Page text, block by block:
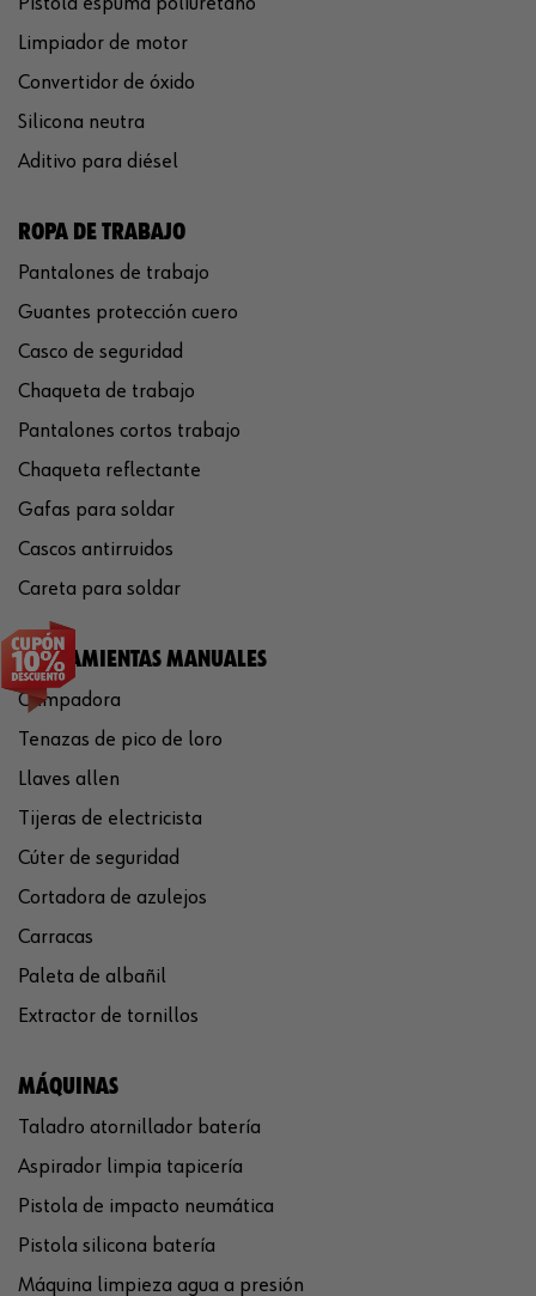
Limpiador de motor
Convertidor de óxido
Silicona neutra
Aditivo para diésel
ROPA DE TRABAJO
Pantalones de trabajo
Guantes protección cuero
Casco de seguridad
Chaqueta de trabajo
Pantalones cortos trabajo
Chaqueta reflectante
Gafas para soldar
Cascos antirruidos
Careta para soldar
HERRAMIENTAS MANUALES
Crimpadora
Tenazas de pico de loro
Llaves allen
Tijeras de electricista
Cúter de seguridad
Cortadora de azulejos
Carracas
Paleta de albañil
Extractor de tornillos
MÁQUINAS
Taladro atornillador batería
Aspirador limpia tapicería
Pistola de impacto neumática
Pistola silicona batería
Máquina limpieza agua a presión